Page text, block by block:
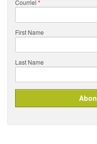
Courriel *
First Name
Last Name